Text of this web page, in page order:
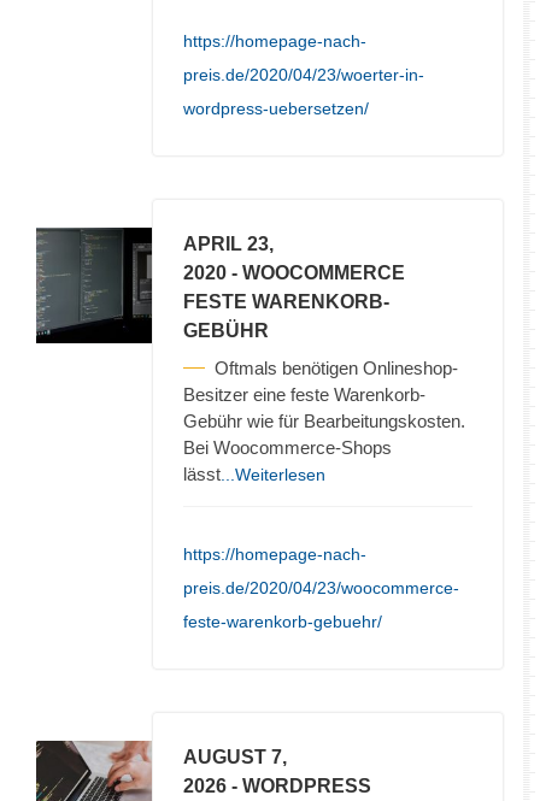
https://homepage-nach-
preis.de/2020/04/23/woerter-in-
wordpress-uebersetzen/
APRIL 23,
2020 - WOOCOMMERCE
FESTE WARENKORB-
GEBÜHR
Oftmals benötigen Onlineshop-
Besitzer eine feste Warenkorb-
Gebühr wie für Bearbeitungskosten.
Bei Woocommerce-Shops
lässt ...Weiterlesen
https://homepage-nach-
preis.de/2020/04/23/woocommerce-
feste-warenkorb-gebuehr/
AUGUST 7,
2026 - WORDPRESS